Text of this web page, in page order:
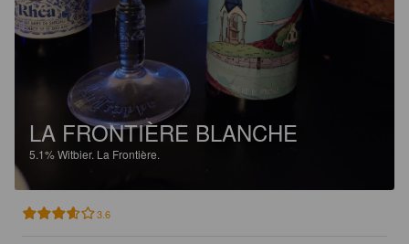
LA FRONTIÈRE BLANCHE
5.1%Witbier. La Frontière.
3.6